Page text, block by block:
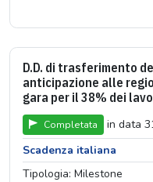
D.D. di trasferimento
anticipazione alle
gara per il 38% dei
Completata
in data
Scadenza italiana
Tipologia: Milestone